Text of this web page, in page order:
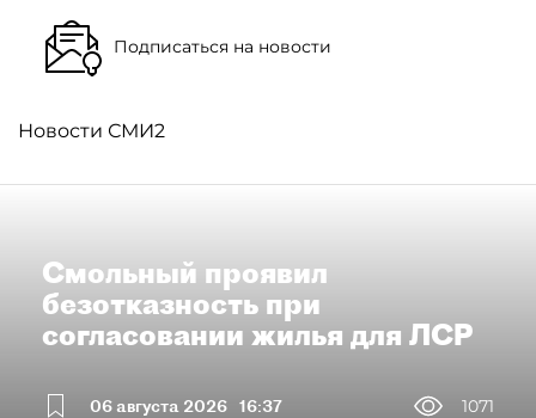
Подписаться на новости
Новости СМИ2
Смольный проявил
безотказность при
согласовании жилья для ЛСР
06 августа 2026 16:37
1071